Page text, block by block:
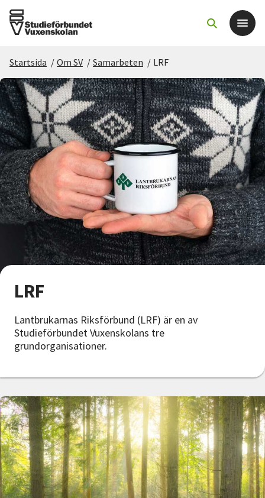
Det här gör vi
För dig som
Sök kurser och evenemang
Om SV
Starta studiecirkel
Cirkelledare
Lyssna
Startsida / Om SV / Samarbeten / LRF
LRF
Lantbrukarnas Riksförbund (LRF) är en av
Studieförbundet Vuxenskolans tre
grundorganisationer.